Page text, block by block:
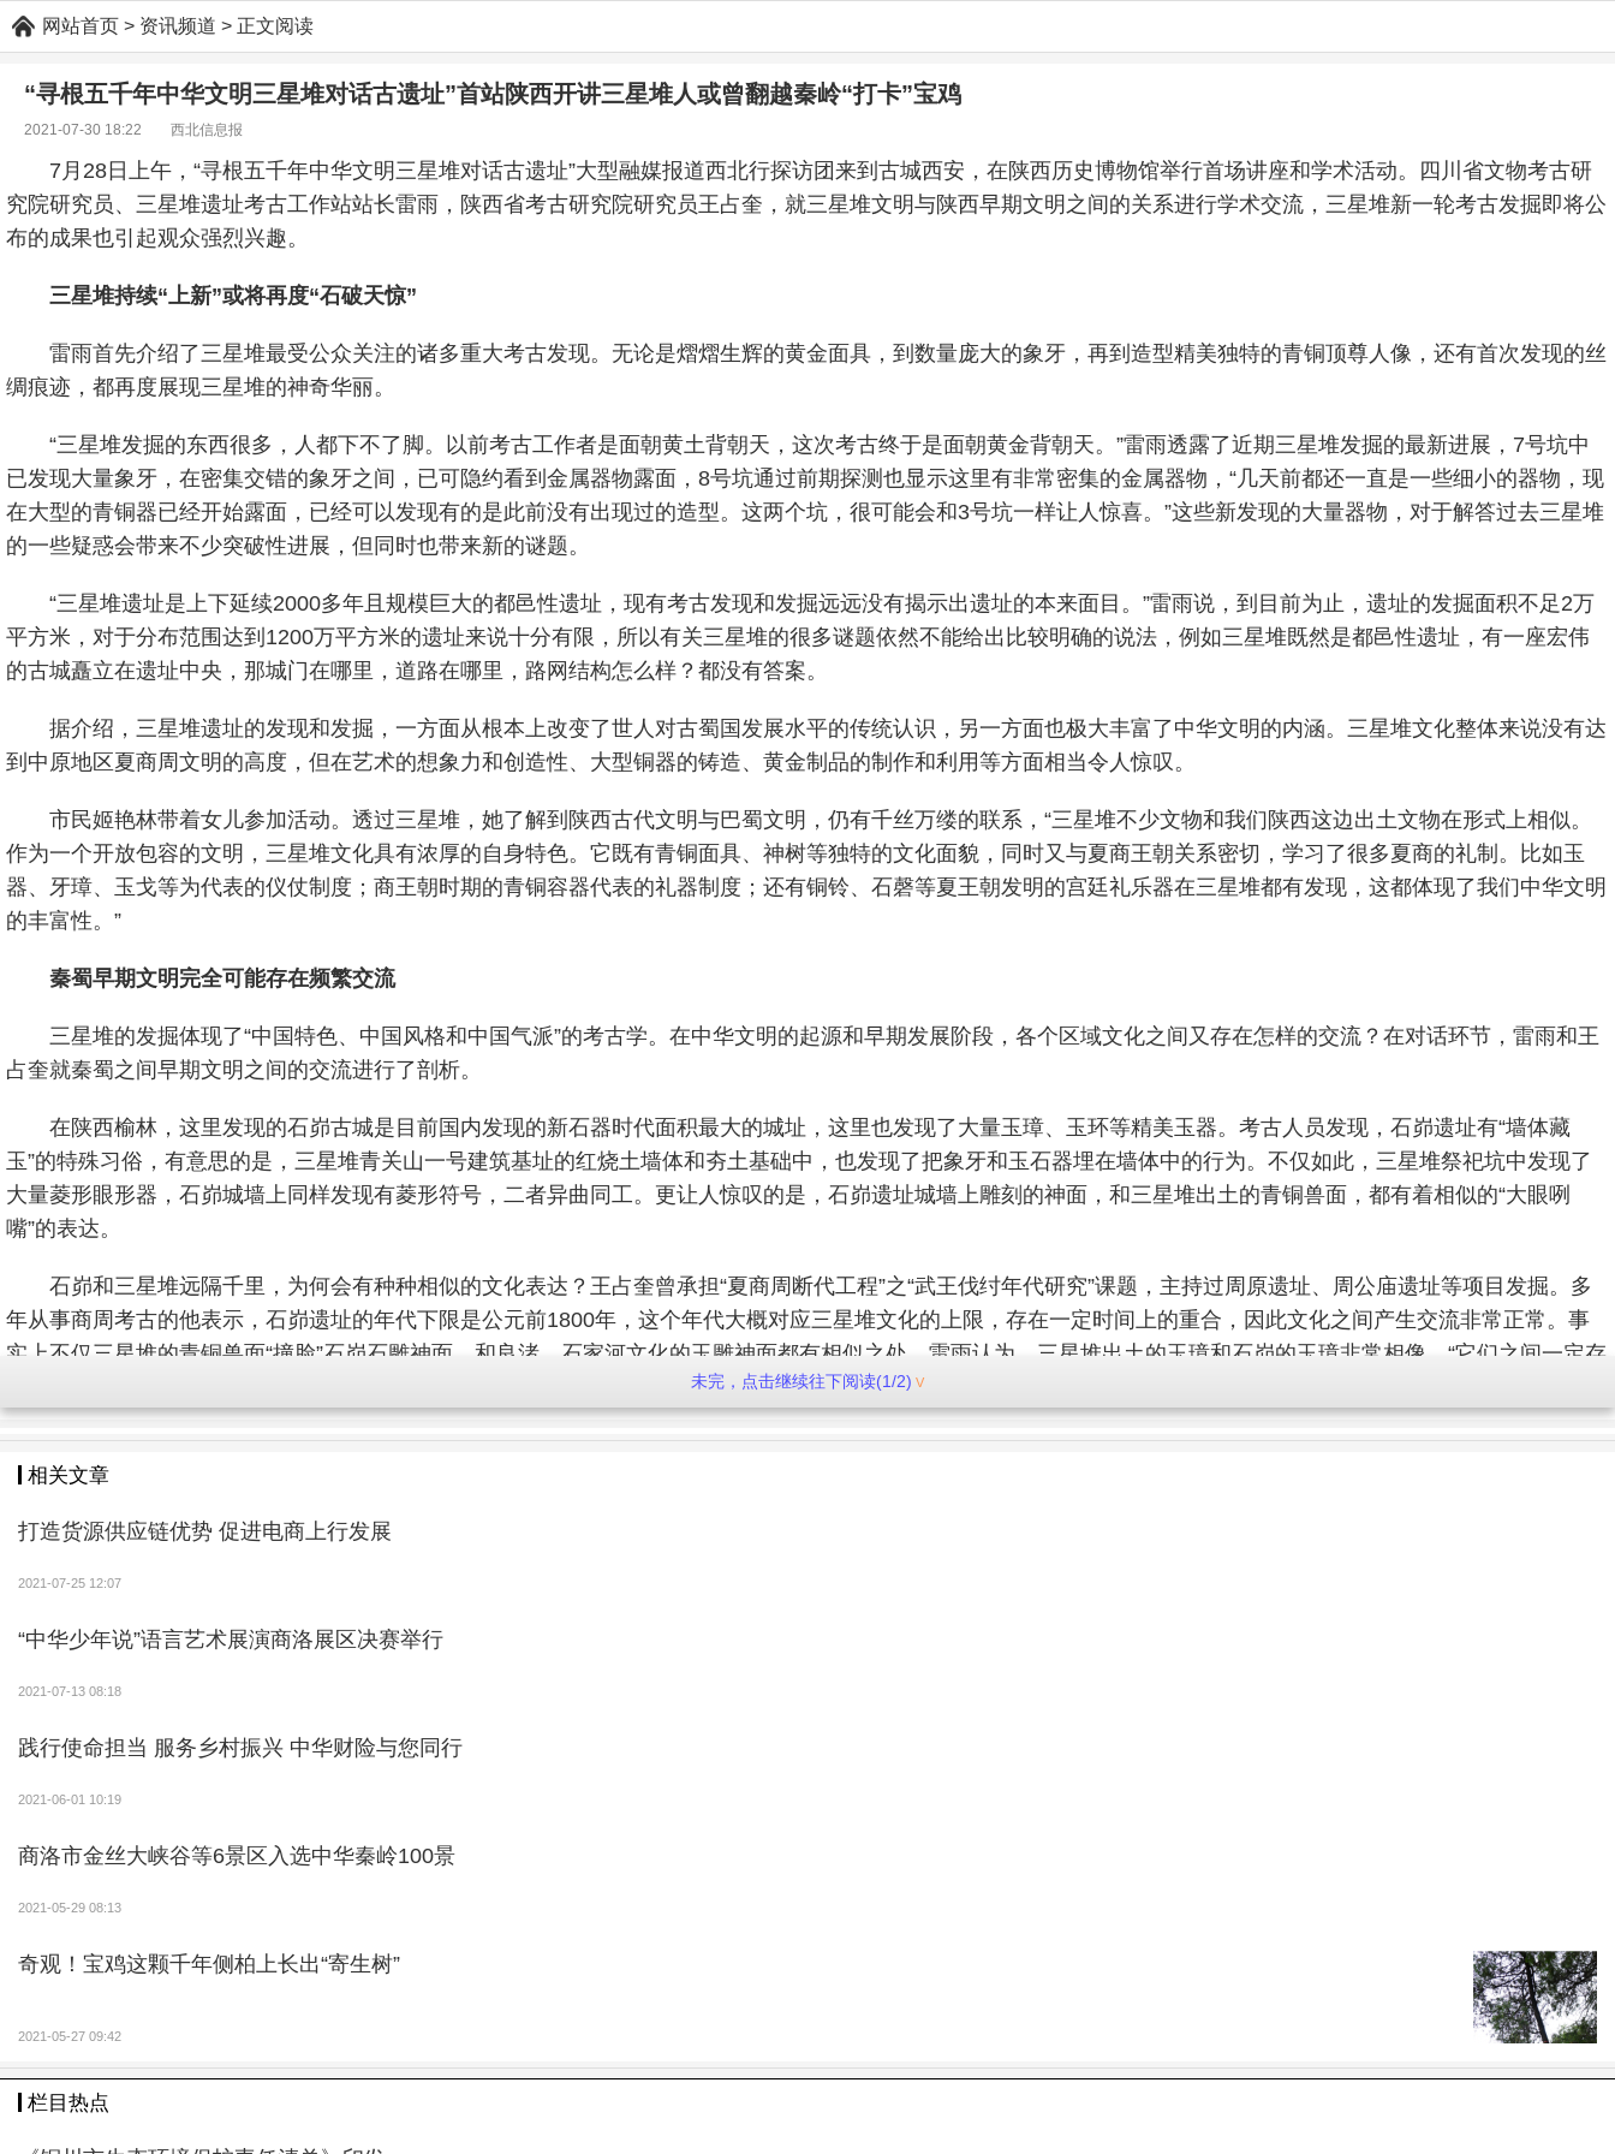
网站首页 > 资讯频道 > 正文阅读
“寻根五千年中华文明三星堆对话古遗址”首站陕西开讲三星堆人或曾翻越秦岭“打卡”宝鸡
2021-07-30 18:22 西北信息报
7月28日上午，“寻根五千年中华文明三星堆对话古遗址”大型融媒报道西北行探访团来到古城西安，在陕西历史博物馆举行首场讲座和学术活动。四川省文物考古研
究院研究员、三星堆遗址考古工作站站长雷雨，陕西省考古研究院研究员王占奎，就三星堆文明与陕西早期文明之间的关系进行学术交流，三星堆新一轮考古发掘即将公
布的成果也引起观众强烈兴趣。
三星堆持续“上新”或将再度“石破天惊”
雷雨首先介绍了三星堆最受公众关注的诸多重大考古发现。无论是熠熠生辉的黄金面具，到数量庞大的象牙，再到造型精美独特的青铜顶尊人像，还有首次发现的丝
绸痕迹，都再度展现三星堆的神奇华丽。
“三星堆发掘的东西很多，人都下不了脚。以前考古工作者是面朝黄土背朝天，这次考古终于是面朝黄金背朝天。”雷雨透露了近期三星堆发掘的最新进展，7号坑中
已发现大量象牙，在密集交错的象牙之间，已可隐约看到金属器物露面，8号坑通过前期探测也显示这里有非常密集的金属器物，“几天前都还一直是一些细小的器物，现
在大型的青铜器已经开始露面，已经可以发现有的是此前没有出现过的造型。这两个坑，很可能会和3号坑一样让人惊喜。”这些新发现的大量器物，对于解答过去三星堆
的一些疑惑会带来不少突破性进展，但同时也带来新的谜题。
“三星堆遗址是上下延续2000多年且规模巨大的都邑性遗址，现有考古发现和发掘远远没有揭示出遗址的本来面目。”雷雨说，到目前为止，遗址的发掘面积不足2万
平方米，对于分布范围达到1200万平方米的遗址来说十分有限，所以有关三星堆的很多谜题依然不能给出比较明确的说法，例如三星堆既然是都邑性遗址，有一座宏伟
的古城矗立在遗址中央，那城门在哪里，道路在哪里，路网结构怎么样？都没有答案。
据介绍，三星堆遗址的发现和发掘，一方面从根本上改变了世人对古蜀国发展水平的传统认识，另一方面也极大丰富了中华文明的内涵。三星堆文化整体来说没有达
到中原地区夏商周文明的高度，但在艺术的想象力和创造性、大型铜器的铸造、黄金制品的制作和利用等方面相当令人惊叹。
市民姬艳林带着女儿参加活动。透过三星堆，她了解到陕西古代文明与巴蜀文明，仍有千丝万缕的联系，“三星堆不少文物和我们陕西这边出土文物在形式上相似。
作为一个开放包容的文明，三星堆文化具有浓厚的自身特色。它既有青铜面具、神树等独特的文化面貌，同时又与夏商王朝关系密切，学习了很多夏商的礼制。比如玉
器、牙璋、玉戈等为代表的仪仗制度；商王朝时期的青铜容器代表的礼器制度；还有铜铃、石磬等夏王朝发明的宫廷礼乐器在三星堆都有发现，这都体现了我们中华文明
的丰富性。”
秦蜀早期文明完全可能存在频繁交流
三星堆的发掘体现了“中国特色、中国风格和中国气派”的考古学。在中华文明的起源和早期发展阶段，各个区域文化之间又存在怎样的交流？在对话环节，雷雨和王
占奎就秦蜀之间早期文明之间的交流进行了剖析。
在陕西榆林，这里发现的石峁古城是目前国内发现的新石器时代面积最大的城址，这里也发现了大量玉璋、玉环等精美玉器。考古人员发现，石峁遗址有“墙体藏
玉”的特殊习俗，有意思的是，三星堆青关山一号建筑基址的红烧土墙体和夯土基础中，也发现了把象牙和玉石器埋在墙体中的行为。不仅如此，三星堆祭祀坑中发现了
大量菱形眼形器，石峁城墙上同样发现有菱形符号，二者异曲同工。更让人惊叹的是，石峁遗址城墙上雕刻的神面，和三星堆出土的青铜兽面，都有着相似的“大眼咧
嘴”的表达。
石峁和三星堆远隔千里，为何会有种种相似的文化表达？王占奎曾承担“夏商周断代工程”之“武王伐纣年代研究”课题，主持过周原遗址、周公庙遗址等项目发掘。多
年从事商周考古的他表示，石峁遗址的年代下限是公元前1800年，这个年代大概对应三星堆文化的上限，存在一定时间上的重合，因此文化之间产生交流非常正常。事
实上不仅三星堆的青铜兽面“撞脸”石峁石雕神面，和良渚、石家河文化的玉雕神面都有相似之处。雷雨认为，三星堆出土的玉璋和石峁的玉璋非常相像，“它们之间一定存
在某种文化联系，只不过目前还没有找到中间的传播地带而已。”秦蜀之间，文化的交流并不只发生在石峁和三星堆。在陕西宝鸡发现的（弓鱼）国墓地，其出土的青铜
器上发现有“弓”和“鱼”组成的合字，也被认为弓鱼国墓地的主人可能来自蜀地。因为三星堆出土的国宝文物金杖上，便有弓箭和鱼鸟的造型。
有学者认为，可能是三星堆遭遇重大灾难之后，三星堆人的一支翻越秦岭进入宝鸡，另一支则一路南行到了越南。难道弓鱼国墓地的主人和古蜀真的存在某种联系
料进行证明，而这种未知也正是考古的魅力所在。对于三星堆未来的发掘，王占奎寄予厚望，“如果未来哪一天三星堆发现了文字，我一点都不惊讶，因为能够诞生这么
高级的青铜文明的地方，有文字产生也并不意外。”
未完，点击继续往下阅读(1/2)
相关文章
打造货源供应链优势 促进电商上行发展
2021-07-25 12:07
“中华少年说”语言艺术展演商洛展区决赛举行
2021-07-13 08:18
践行使命担当 服务乡村振兴 中华财险与您同行
2021-06-01 10:19
商洛市金丝大峡谷等6景区入选中华秦岭100景
2021-05-29 08:13
奇观！宝鸡这颗千年侧柏上长出“寄生树”
2021-05-27 09:42
栏目热点